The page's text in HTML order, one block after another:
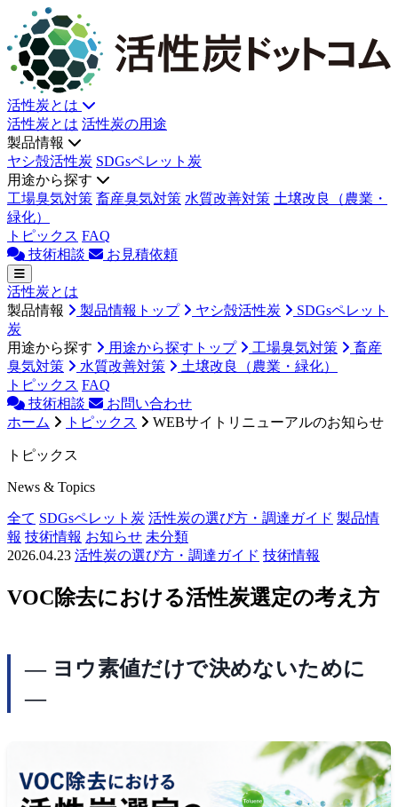
活性炭とは
活性炭とは 活性炭の用途
製品情報
ヤシ殻活性炭 SDGsペレット炭
用途から探す
工場臭気対策 畜産臭気対策 水質改善対策 土壌改良（農業・
緑化）
トピックス FAQ
技術相談
お見積依頼
活性炭とは
製品情報
製品情報トップ ヤシ殻活性炭
SDGsペレット
炭
用途から探す
用途から探すトップ 工場臭気対策
畜産
臭気対策
水質改善対策
土壌改良（農業・緑化）
トピックス FAQ
技術相談
お問い合わせ
ホーム
トピックス WEBサイトリニューアルのお知らせ
トピックス
News & Topics
全て SDGsペレット炭 活性炭の選び方・調達ガイド 製品情
報 技術情報 お知らせ 未分類
2026.04.23 活性炭の選び方・調達ガイド 技術情報
VOC除去における活性炭選定の考え方
― ヨウ素値だけで決めないために
―